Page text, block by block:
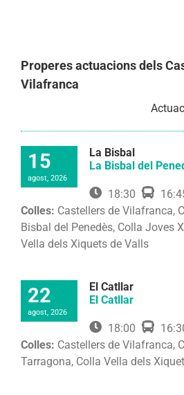
Properes actuacions dels
Vilafranca
15
agost, 2026
La Bisbal
La Bisbal del
18:30
Colles: Castellers de Vilafranca,
Bisbal del Penedès, Colla Joves
Vella dels Xiquets de Valls
22
agost, 2026
El Catllar
El Catllar
18:00
Colles: Castellers de Vilafranca,
Tarragona, Colla Vella dels